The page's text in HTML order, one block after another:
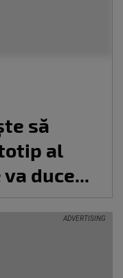
să
al
duce...